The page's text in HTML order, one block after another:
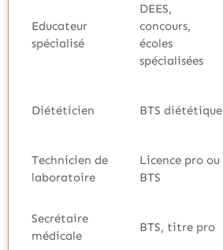
Educateur
spécialisé
DEES,
concours,
écoles
spécialisées
Diététicien BTS diététique
Technicien de
laboratoire
Licence pro ou
BTS
Secrétaire
médicale
BTS, titre pro